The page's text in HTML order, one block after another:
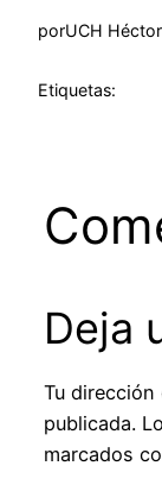
porUCH
Etiquetas:
Deja
Tu
publicada.
marcados